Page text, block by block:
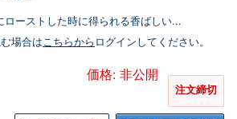
ローストした時に得られる香ばしい...
場合はこちらから ログインしてください。
価格: 非公開
注文締切